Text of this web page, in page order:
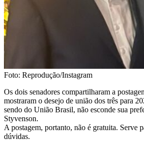
Foto: Reprodução/Instagram
Os dois senadores compartilharam a
mostraram o desejo de união dos três para
sendo do União Brasil, não esconde sua
Styvenson.
A postagem, portanto, não é gratuita. Serve
dúvidas.